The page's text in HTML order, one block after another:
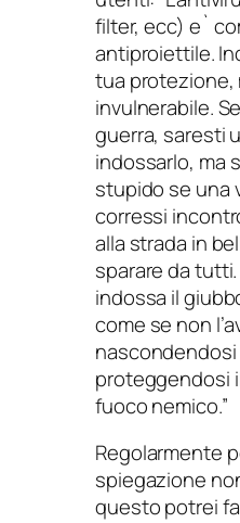
filter, ecc) e`
antiproiettile.
tua protezione,
invulnerabile.
guerra, saresti
indossarlo, ma
stupido se una
corressi
alla strada in
sparare da
indossa il
come se non
proteggendosi
fuoco nemico.”
Regolarmente
spiegazione
questo potrei